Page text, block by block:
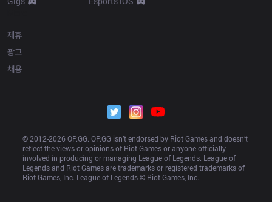
제휴
광고
채용
© 2012-2026 OP.GG. OP.GG isn’t endorsed by Riot Games and doesn’t
reflect the views or opinions of Riot Games or anyone officially
involved in producing or managing League of Legends. League of
Legends and Riot Games are trademarks or registered trademarks of
Riot Games, Inc. League of Legends © Riot Games, Inc.